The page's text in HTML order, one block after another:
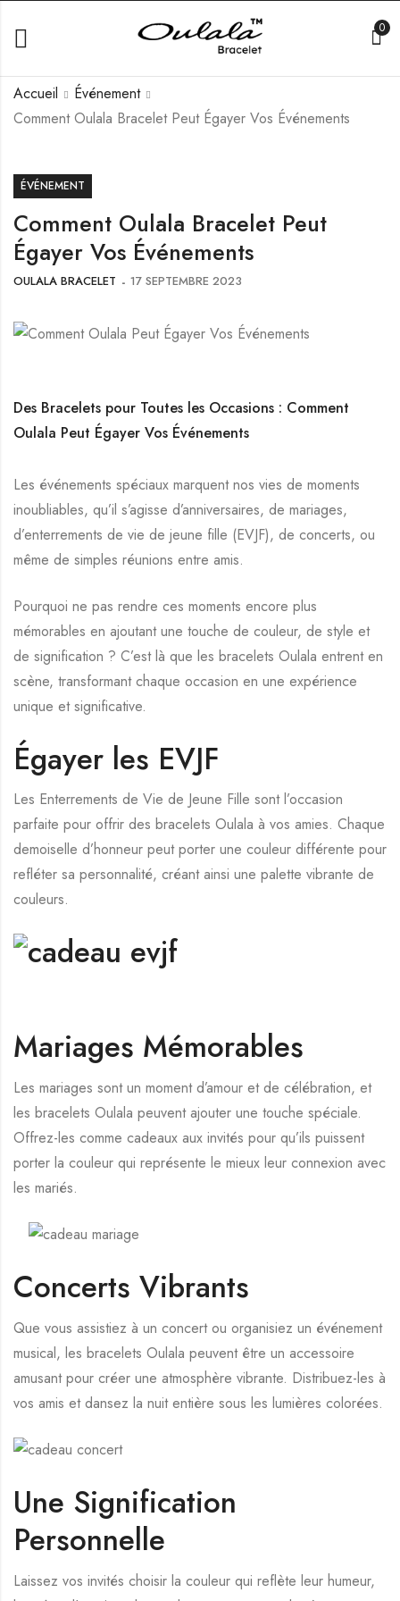
0
Accueil
Événement
Comment Oulala Bracelet Peut Égayer Vos Événements
ÉVÉNEMENT
Comment Oulala Bracelet Peut
Égayer Vos Événements
OULALA BRACELET 17 SEPTEMBRE 2023
Des Bracelets pour Toutes les Occasions : Comment
Oulala Peut Égayer Vos Événements
Les événements spéciaux marquent nos vies de moments
inoubliables, qu’il s’agisse d’anniversaires, de mariages,
d’enterrements de vie de jeune fille (EVJF), de concerts, ou
même de simples réunions entre amis.
Pourquoi ne pas rendre ces moments encore plus
mémorables en ajoutant une touche de couleur, de style et
de signification ? C’est là que les bracelets Oulala entrent en
scène, transformant chaque occasion en une expérience
unique et significative.
Égayer les EVJF
Les Enterrements de Vie de Jeune Fille sont l’occasion
parfaite pour offrir des bracelets Oulala à vos amies. Chaque
demoiselle d’honneur peut porter une couleur différente pour
refléter sa personnalité, créant ainsi une palette vibrante de
couleurs.
Mariages Mémorables
Les mariages sont un moment d’amour et de célébration, et
les bracelets Oulala peuvent ajouter une touche spéciale.
Offrez-les comme cadeaux aux invités pour qu’ils puissent
porter la couleur qui représente le mieux leur connexion avec
les mariés.
Concerts Vibrants
Que vous assistiez à un concert ou organisiez un événement
musical, les bracelets Oulala peuvent être un accessoire
amusant pour créer une atmosphère vibrante. Distribuez-les à
vos amis et dansez la nuit entière sous les lumières colorées.
Une Signification
Personnelle
Laissez vos invités choisir la couleur qui reflète leur humeur,